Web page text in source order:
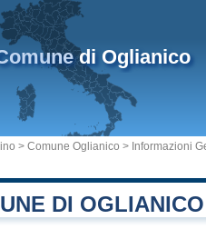
di Oglianico
> Comune Oglianico > Informazioni
DI